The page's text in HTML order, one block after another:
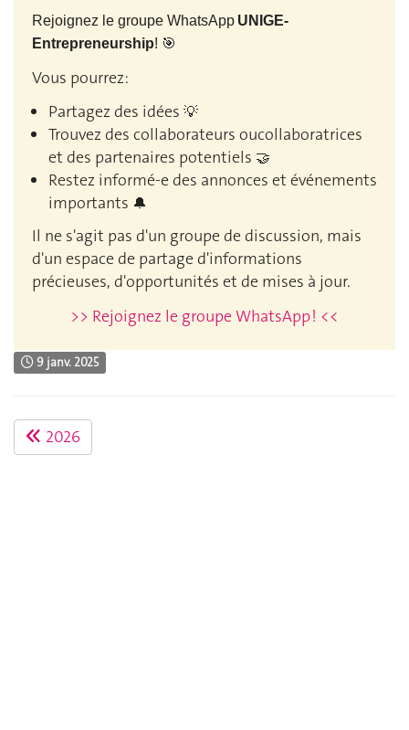
Rejoignez le groupe WhatsApp UNIGE-
Entrepreneurship! 🎯
Vous pourrez:
Partagez des idées 💡
Trouvez des collaborateurs oucollaboratrices
et des partenaires potentiels 🤝
Restez informé-e des annonces et événements
importants 🔔
Il ne s'agit pas d'un groupe de discussion, mais
d'un espace de partage d'informations
précieuses, d'opportunités et de mises à jour.
>> Rejoignez le groupe WhatsApp ! <<
9 janv. 2025
2026